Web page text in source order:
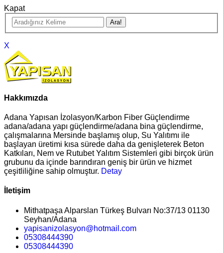
Kapat
X
Hakkımızda
Adana Yapısan İzolasyon/Karbon Fiber Güçlendirme
adana/adana yapı güçlendirme/adana bina güçlendirme,
çalışmalarına Mersinde başlamış olup, Su Yalıtımı ile
başlayan üretimi kısa sürede daha da genişleterek Beton
Katkıları, Nem ve Rutubet Yalıtım Sistemleri gibi birçok ürün
grubunu da içinde barındıran geniş bir ürün ve hizmet
çeşitliliğine sahip olmuştur. Detay
İletişim
Mithatpaşa Alparslan Türkeş Bulvarı No:37/13 01130
Seyhan/Adana
yapisanizolasyon@hotmail.com
05308444390
05308444390